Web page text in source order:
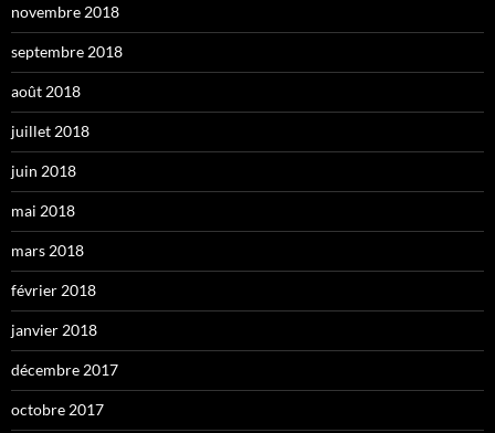
novembre 2018
septembre 2018
août 2018
juillet 2018
juin 2018
mai 2018
mars 2018
février 2018
janvier 2018
décembre 2017
octobre 2017